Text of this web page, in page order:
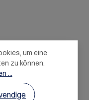
um eine
zu können.
...